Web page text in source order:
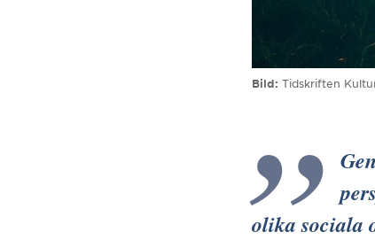
Bild Tidskriften
olika sociala